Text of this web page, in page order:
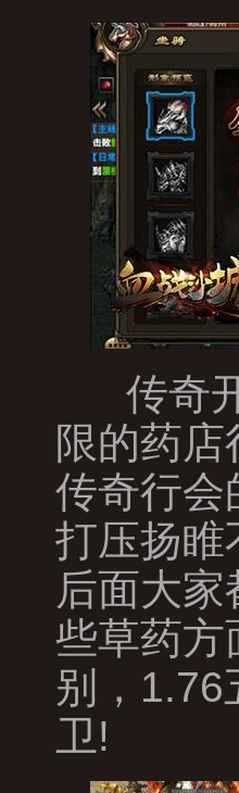
传奇
限的药
传奇行会
打压扬睢
后面大
些草药方
别，1.76
卫!